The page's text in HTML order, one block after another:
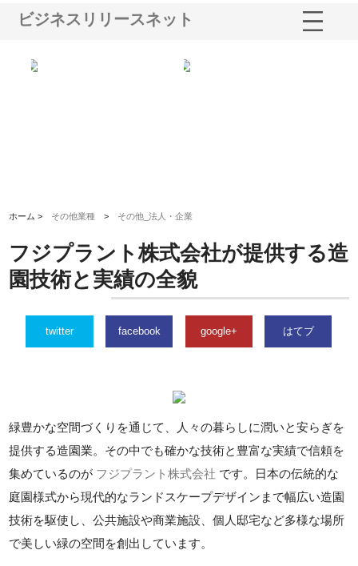
ビジネスリリースネット
ホーム > その他業種 > その他_法人・企業
フジプラント株式会社が提供する造
園技術と実績の全貌
twitter facebook google+ はてブ
緑豊かな空間づくりを通じて、人々の暮らしに潤いと安らぎを
提供する造園業。その中でも確かな技術と豊富な実績で信頼を
集めているのが フジプラント株式会社 です。日本の伝統的な
庭園様式から現代的なランドスケープデザインまで幅広い造園
技術を駆使し、公共施設や商業施設、個人邸宅など多様な場所
で美しい緑の空間を創出しています。